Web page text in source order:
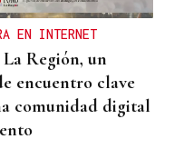
EN INTERNET
Región, un
encuentro clave
comunidad digital